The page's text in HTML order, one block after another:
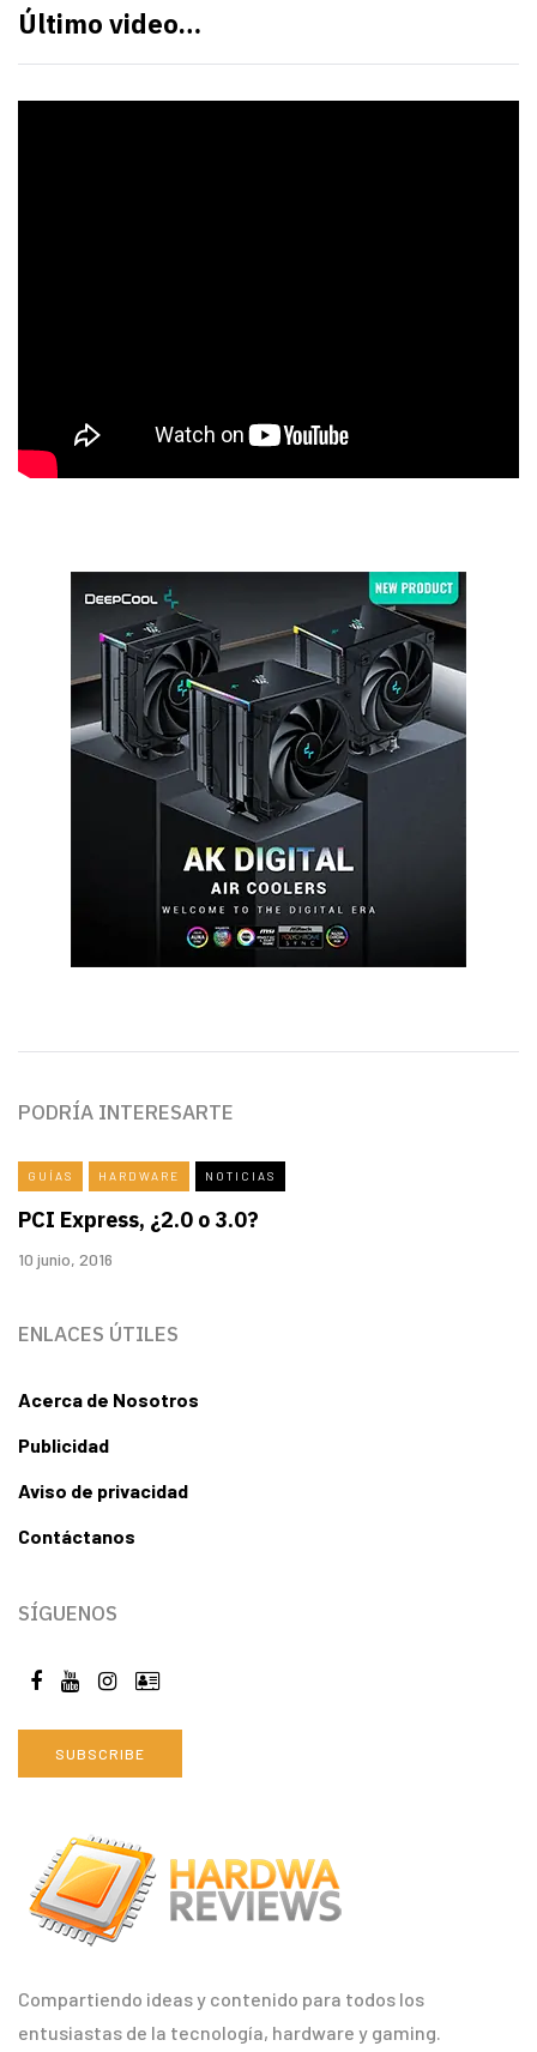
Último video…
Compartiendo ideas y contenido para todos los
entusiastas de la tecnología, hardware y gaming.
PODRÍA INTERESARTE
GUÍAS HARDWARE NOTICIAS
PCI Express, ¿2.0 o 3.0?
10 junio, 2016
ENLACES ÚTILES
Acerca de Nosotros
Publicidad
Aviso de privacidad
Contáctanos
SÍGUENOS
SUBSCRIBE